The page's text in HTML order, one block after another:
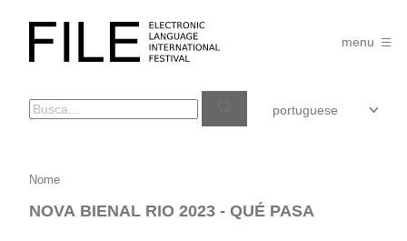
FILE
FESTIVAL
menu
NOVA
BIENAL
Nome
NOVA BIENAL RIO 2023 - QUÉ PASA